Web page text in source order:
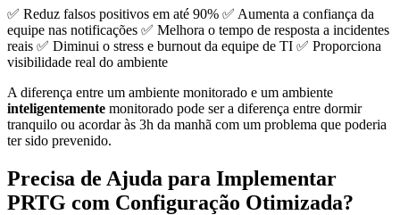
✅ Reduz falsos positivos em até 90% ✅ Aumenta a confiança da
equipe nas notificações ✅ Melhora o tempo de resposta a incidentes
reais ✅ Diminui o stress e burnout da equipe de TI ✅ Proporciona
visibilidade real do ambiente
A diferença entre um ambiente monitorado e um ambiente
inteligentemente monitorado pode ser a diferença entre dormir
tranquilo ou acordar às 3h da manhã com um problema que poderia
ter sido prevenido.
Precisa de Ajuda para Implementar
PRTG com Configuração Otimizada?